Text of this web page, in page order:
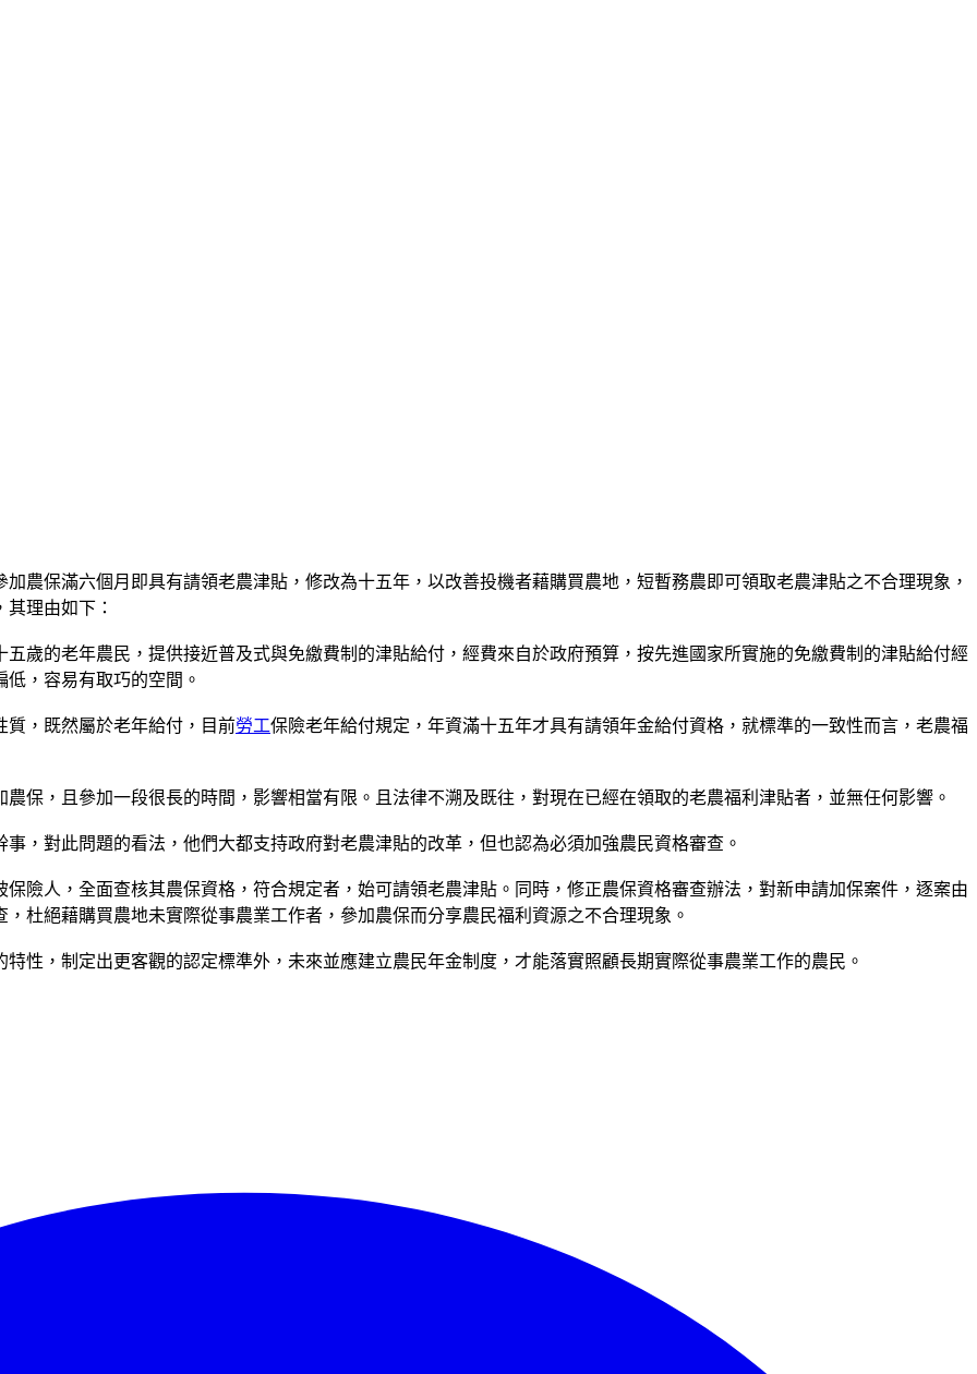
農保滿六個月即具有請領老農津貼，修改為十五年，以改善投機者藉購買農地，短暫務農即可領取老農津貼之不合理現象，
理由如下：
歲的老年農民，提供接近普及式與免繳費制的津貼給付，經費來自於政府預算，按先進國家所實施的免繳費制的津貼給付經
，容易有取巧的空間。
質，既然屬於老年給付，目前勞工保險老年給付規定，年資滿十五年才具有請領年金給付資格，就標準的一致性而言，老農福
保，且參加一段很長的時間，影響相當有限。且法律不溯及既往，對現在已經在領取的老農福利津貼者，並無任何影響。
，對此問題的看法，他們大都支持政府對老農津貼的改革，但也認為必須加強農民資格審查。
險人，全面查核其農保資格，符合規定者，始可請領老農津貼。同時，修正農保資格審查辦法，對新申請加保案件，逐案由
杜絕藉購買農地未實際從事農業工作者，參加農保而分享農民福利資源之不合理現象。
性，制定出更客觀的認定標準外，未來並應建立農民年金制度，才能落實照顧長期實際從事農業工作的農民。